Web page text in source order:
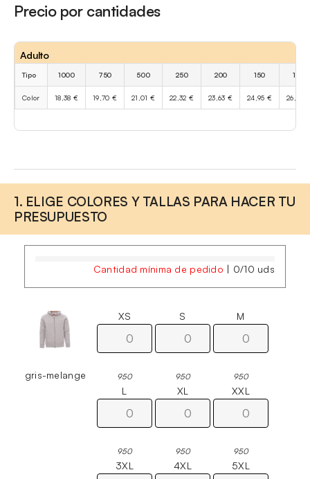
Precio por cantidades
Adulto
Tipo 1000 750 500 250 200 150 100
Color 18,38 € 19,70 € 21,01 € 22,32 € 23,63 € 24,95 € 26,26 €
1. ELIGE COLORES Y TALLAS PARA HACER TU
PRESUPUESTO
Cantidad mínima de pedido | 0/10 uds
gris-melange
XS
950
S
950
M
950
L
950
XL
950
XXL
950
3XL 4XL 5XL